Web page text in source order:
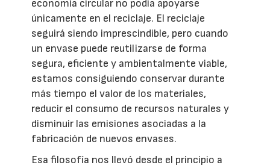
economía circular no podía apoyarse
únicamente en el reciclaje. El reciclaje
seguirá siendo imprescindible, pero cuando
un envase puede reutilizarse de forma
segura, eficiente y ambientalmente viable,
estamos consiguiendo conservar durante
más tiempo el valor de los materiales,
reducir el consumo de recursos naturales y
disminuir las emisiones asociadas a la
fabricación de nuevos envases.
Esa filosofía nos llevó desde el principio a